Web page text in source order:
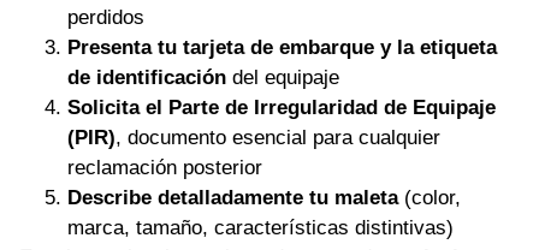
perdidos
Presenta tu tarjeta de embarque y la etiqueta
de identificación del equipaje
Solicita el Parte de Irregularidad de Equipaje
(PIR), documento esencial para cualquier
reclamación posterior
Describe detalladamente tu maleta(color,
marca, tamaño, características distintivas)